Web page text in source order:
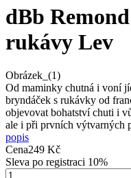
dBb
rukávy Lev
Obrázek_(1)
Od maminky chutná i voní
bryndáček s rukávky od
objevovat bohatství chuti i
ale i při prvních výtvarných
popis
Cena249 Kč
Sleva po registraci 10%